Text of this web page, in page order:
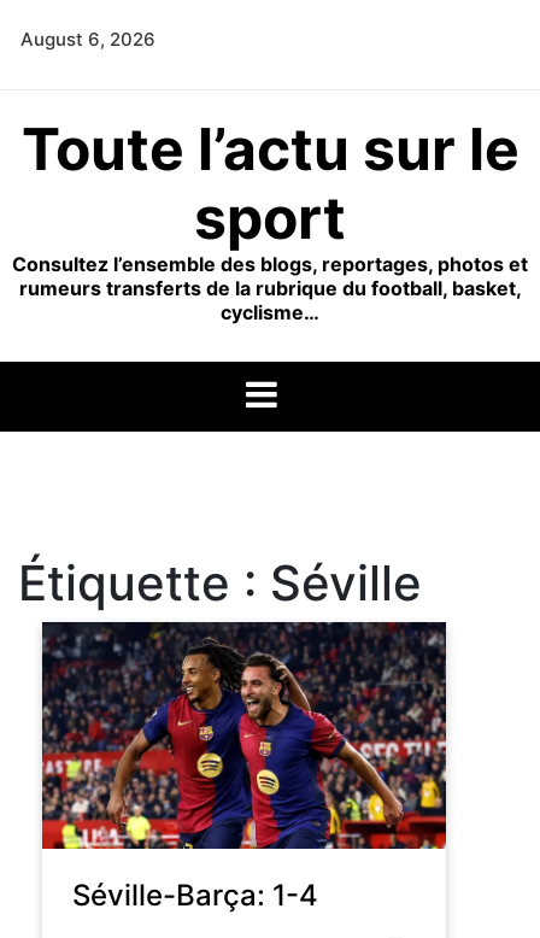
August 6, 2026
Toute l’actu sur le
sport
Consultez l’ensemble des blogs, reportages, photos et
rumeurs transferts de la rubrique du football, basket,
cyclisme…
Étiquette : Séville
Séville-Barça: 1-4